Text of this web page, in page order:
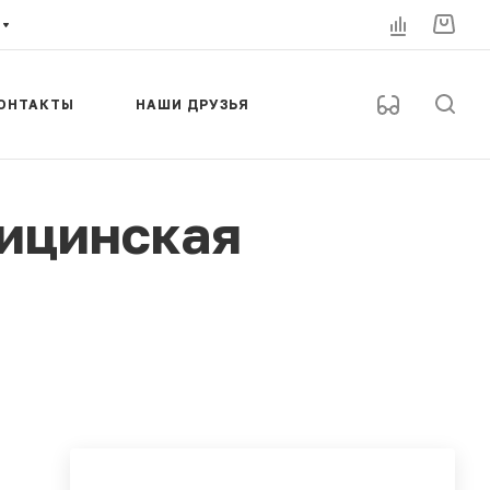
НАШИ ДРУЗЬЯ